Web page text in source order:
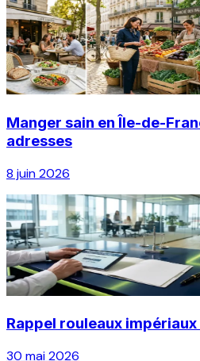
Manger sain en Île-de-
adresses
8 juin 2026
Rappel rouleaux
30 mai 2026